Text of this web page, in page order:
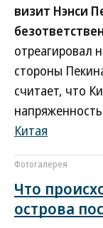
визит Нэнси
отреагировал
стороны
считает, что
Китая
Фотогалерея
Что
острова